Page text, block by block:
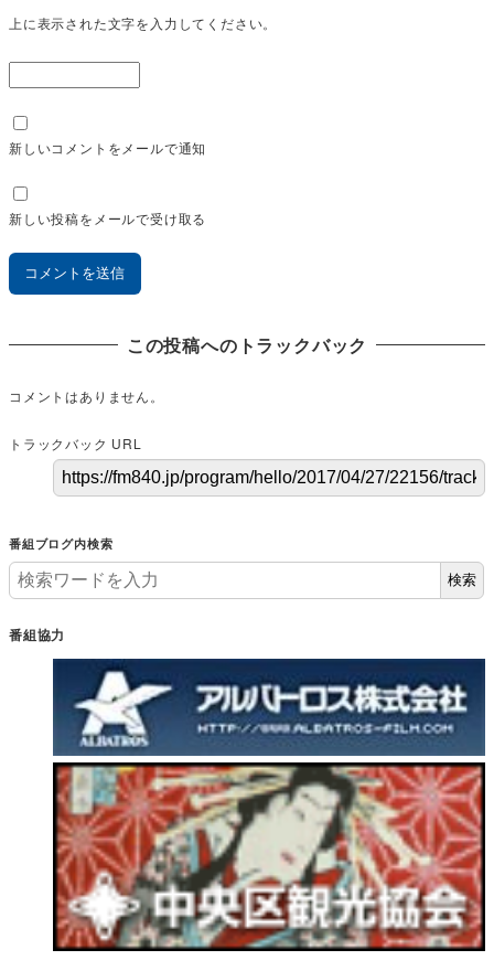
上に表示された文字を入力してください。
新しいコメントをメールで通知
新しい投稿をメールで受け取る
この投稿へのトラックバック
コメントはありません。
トラックバック URL
番組ブログ内検索
検索
番組協力